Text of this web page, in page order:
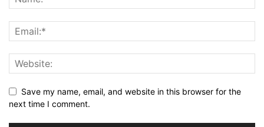
Save my name, email, and website in this browser for the
next time I comment.